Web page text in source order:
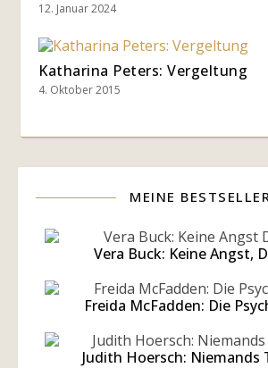
12. Januar 2024
Katharina Peters: Vergeltung
4. Oktober 2015
MEINE
Vera Buck: Keine Angst,
Freida McFadden: Die
Judith Hoersch: Niemands